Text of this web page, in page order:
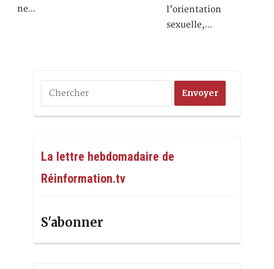
ne…
l’orientation
sexuelle,…
La lettre hebdomadaire de
Réinformation.tv
S'abonner